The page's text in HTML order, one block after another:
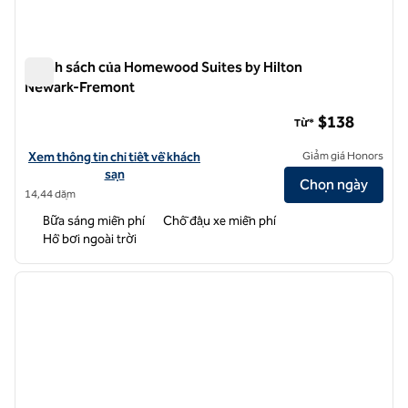
Chính sách của Homewood Suites by Hilton
Newark-Fremont
Xem chi tiết khách sạn cho Homewood Suites by Hilton Newark-
Xem thông tin chi tiết về khách
sạn
14,44 dặm
Từ* $138
Giảm giá Honors
Chọn ngày
Bữa sáng miễn phí
Chỗ đậu xe miễn phí
Hồ bơi ngoài trời
1/12
ảnh